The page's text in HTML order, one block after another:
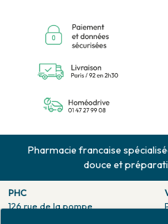
Pharmacie francaise
douce et
PHC
126 rue de la pompe